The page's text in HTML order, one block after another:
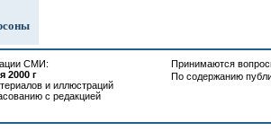
СМИ:
2000 г
и иллюстраций
с редакцией
Принимаются
По содержанию